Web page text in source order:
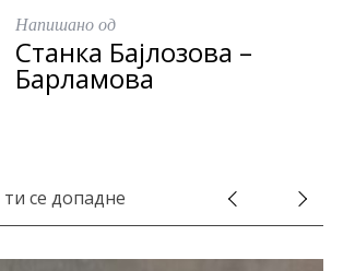
Напишано од
Станка Бајлозова –
Барламова
се допадне